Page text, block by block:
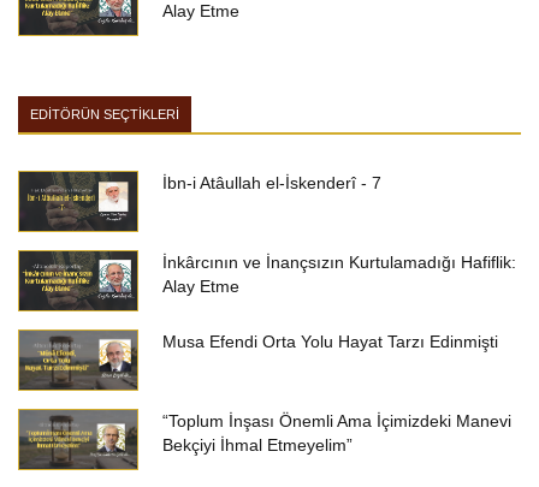
Alay Etme
EDİTÖRÜN SEÇTİKLERİ
İbn-i Atâullah el-İskenderî - 7
İnkârcının ve İnançsızın Kurtulamadığı Hafiflik:
Alay Etme
Musa Efendi Orta Yolu Hayat Tarzı Edinmişti
“Toplum İnşası Önemli Ama İçimizdeki Manevi
Bekçiyi İhmal Etmeyelim”